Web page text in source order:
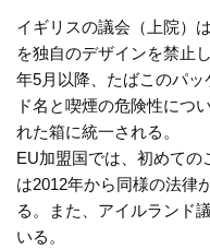
イギリスの議会（上院）
を独自のデザインを禁止
年5月以降、たばこのパ
ド名と喫煙の危険性につ
れた箱に統一される。
EU加盟国では、初めて
は2012年から同様の法律
る。また、アイルランド
いる。